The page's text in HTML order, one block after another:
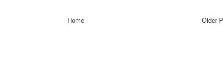
Older
Home